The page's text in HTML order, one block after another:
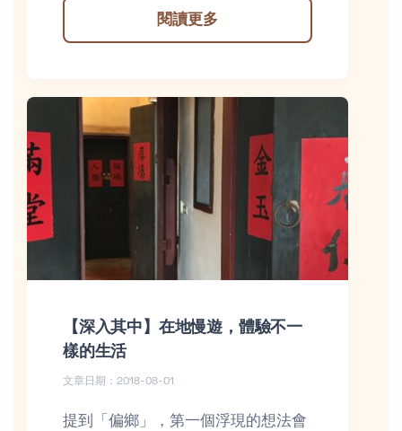
閱讀更多
【深入其中】在地慢遊，體驗不一
樣的生活
文章日期：2018-08-01
提到「偏鄉」，第一個浮現的想法會